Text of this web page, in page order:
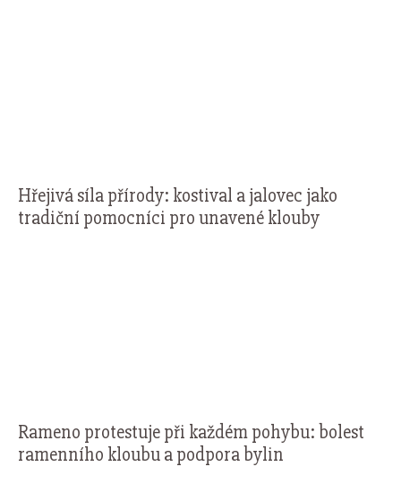
Hřejivá síla přírody: kostival a jalovec jako
tradiční pomocníci pro unavené klouby
Rameno protestuje při každém pohybu: bolest
ramenního kloubu a podpora bylin